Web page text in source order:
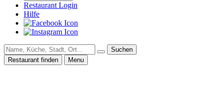
Restaurant Login
Hilfe
Suchen
Restaurant finden
Menu